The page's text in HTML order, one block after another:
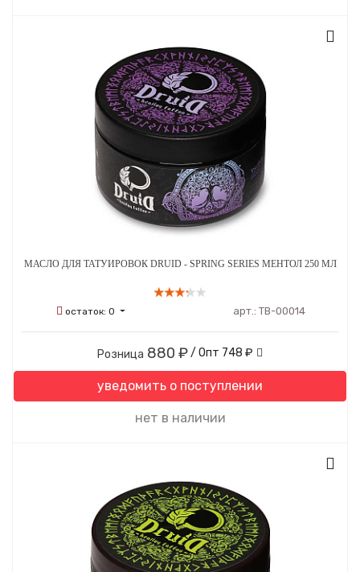
МАСЛО ДЛЯ ТАТУИРОВОК DRUID - SPRING SERIES МЕНТОЛ 250 МЛ
остаток: 0 арт.: ТВ-00014
Розница 880 ₽/ Опт 748 ₽
уведомить о поступлении
нет в наличии